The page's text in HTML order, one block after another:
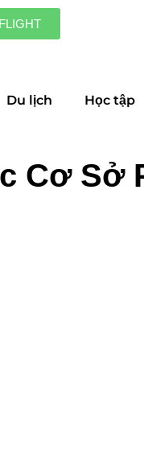
FLIGHT
Du lịch Học tập
Cơ Sở